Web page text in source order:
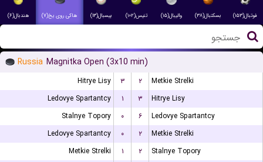
فوتبال(۱۵۳) بسکتبال(۳۸) والیبال(۱۵) تنیس(۱۰۲) بیسبال(۱۳) هاکی روی یخ(۷) هندبال(۶)
Russia Magnitka Open (3x10 min)
Hitrye Lisy ۳ ۲
Metkie Strelki
Ledovye Spartantcy
۱ ۳
Hitrye Lisy
Stalnye Topory
۰ ۶
Ledovye Spartantcy
Ledovye Spartantcy
۰ ۲
Metkie Strelki
Metkie Strelki
۱ ۲
Stalnye Topory